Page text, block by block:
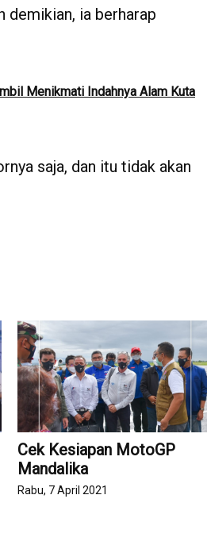
demikian, ia berharap
Menikmati Indahnya Alam Kuta
saja, dan itu tidak akan
Cek Kesiapan MotoGP
Mandalika
Rabu, 7 April 2021